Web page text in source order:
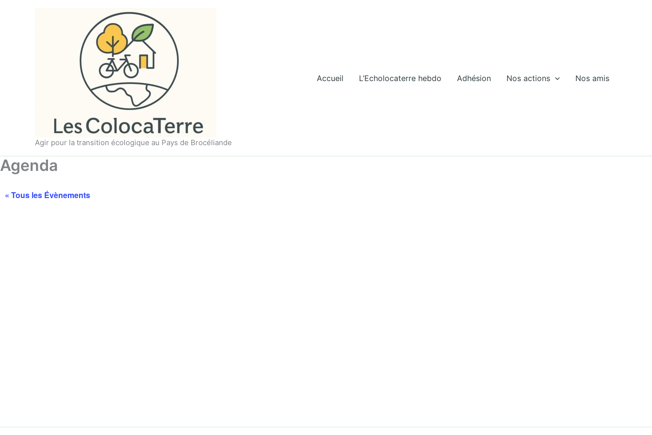
Agir pour la transition écologique au Pays de Brocéliande
Accueil L’Echolocaterre hebdo Adhésion Nos actions Nos amis
Agenda
« Tous les Évènements